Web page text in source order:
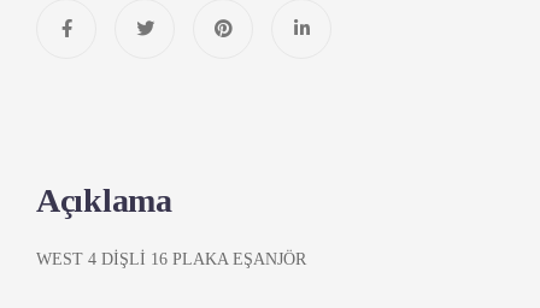
Açıklama
WEST 4 DİŞLİ 16 PLAKA EŞANJÖR